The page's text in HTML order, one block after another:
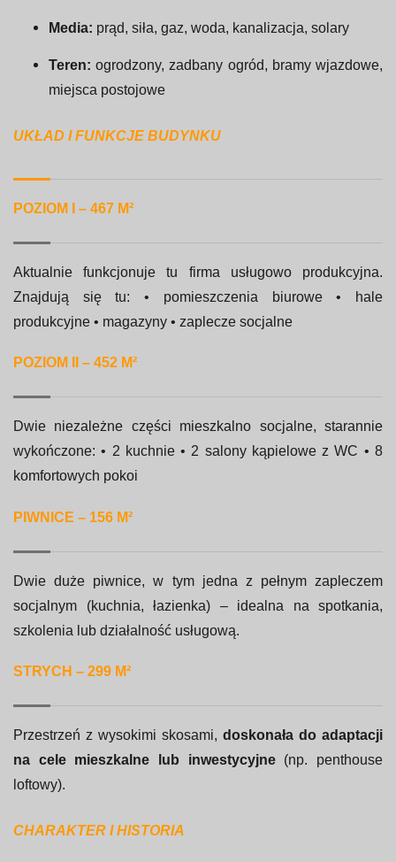
Media: prąd, siła, gaz, woda, kanalizacja, solary
Teren: ogrodzony, zadbany ogród, bramy wjazdowe,
miejsca postojowe
UKŁAD I FUNKCJE BUDYNKU
POZIOM I – 467 M²
Aktualnie funkcjonuje tu firma usługowo produkcyjna.
Znajdują się tu: • pomieszczenia biurowe • hale
produkcyjne • magazyny • zaplecze socjalne
POZIOM II – 452 M²
Dwie niezależne części mieszkalno socjalne, starannie
wykończone: • 2 kuchnie • 2 salony kąpielowe z WC • 8
komfortowych pokoi
PIWNICE – 156 M²
Dwie duże piwnice, w tym jedna z pełnym zapleczem
socjalnym (kuchnia, łazienka) – idealna na spotkania,
szkolenia lub działalność usługową.
STRYCH – 299 M²
Przestrzeń z wysokimi skosami, doskonała do adaptacji
na cele mieszkalne lub inwestycyjne(np. penthouse
loftowy).
CHARAKTER I HISTORIA